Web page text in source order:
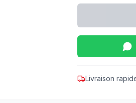
Livraison